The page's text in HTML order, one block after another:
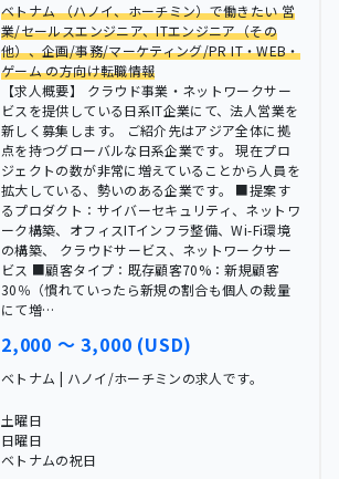
ベトナム （ハノイ、ホーチミン）で働きたい 営
業/セールスエンジニア、ITエンジニア（その
他）、企画/事務/マーケティング/PR IT・WEB・
ゲーム の方向け転職情報
【求人概要】 クラウド事業・ネットワークサー
ビスを提供している日系IT企業にて、法人営業を
新しく募集します。 ご紹介先はアジア全体に拠
点を持つグローバルな日系企業です。 現在プロ
ジェクトの数が非常に増えていることから人員を
拡大している、勢いのある企業です。 ■提案す
るプロダクト：サイバーセキュリティ、ネットワ
ーク構築、オフィスITインフラ整備、Wi-Fi環境
の構築、 クラウドサービス、ネットワークサー
ビス ■顧客タイプ：既存顧客70%：新規顧客
30％（慣れていったら新規の割合も個人の裁量
にて増…
2,000 〜 3,000 (USD)
ベトナム | ハノイ/ホーチミンの求人です。
土曜日
日曜日
ベトナムの祝日